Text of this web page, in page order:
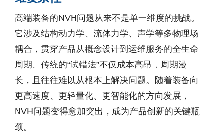
高端装备的NVH问题从来不是单一维度的挑战。
它涉及结构动力学、流体力学、声学等多物理场
耦合，贯穿产品从概念设计到运维服务的全生命
周期。传统的“试错法”不仅成本高昂，周期漫
长，且往往难以从根本上解决问题。随着装备向
更高速度、更轻量化、更智能化的方向发展，
NVH问题变得愈加突出，成为产品创新的关键瓶
颈。